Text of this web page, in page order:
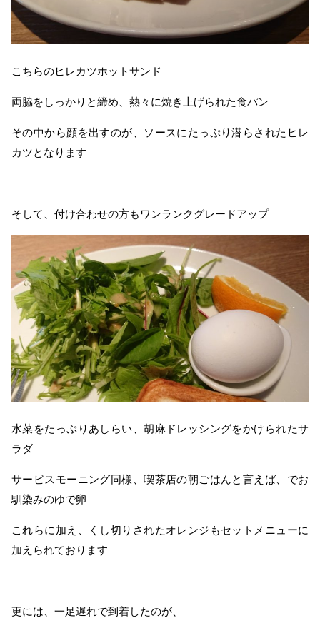
こちらのヒレカツホットサンド
両脇をしっかりと締め、熱々に焼き上げられた食パン
その中から顔を出すのが、ソースにたっぷり潜らされたヒレ
カツとなります
そして、付け合わせの方もワンランクグレードアップ
水菜をたっぷりあしらい、胡麻ドレッシングをかけられたサ
ラダ
サービスモーニング同様、喫茶店の朝ごはんと言えば、でお
馴染みのゆで卵
これらに加え、くし切りされたオレンジもセットメニューに
加えられております
更には、一足遅れで到着したのが、